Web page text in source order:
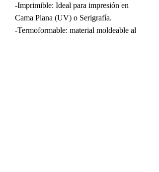
-Imprimible: Ideal para impresión en
Cama Plana (UV) o Serigrafía.
-Termoformable: material moldeable al